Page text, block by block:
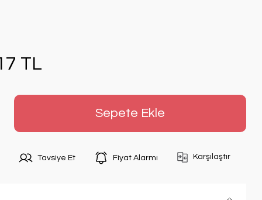
TL
Sepete Ekle
Tavsiye Et Fiyat Alarmı Karşılaştır